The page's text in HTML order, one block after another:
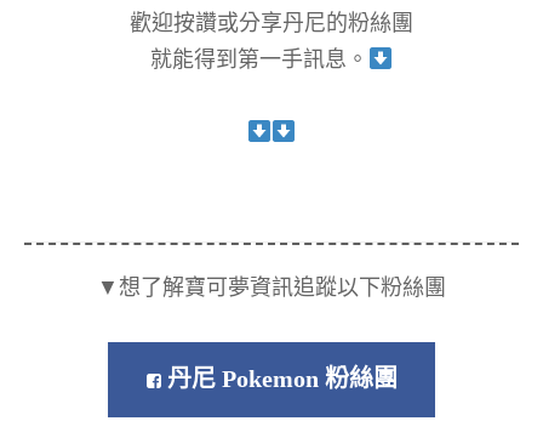
歡迎按讚或分享丹尼的粉絲團
就能得到第一手訊息。
▼想了解寶可夢資訊追蹤以下粉絲團
丹尼 Pokemon 粉絲團